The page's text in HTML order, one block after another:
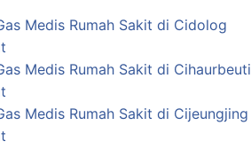
Medis Rumah Sakit di Cidolog
Medis Rumah Sakit di Cihaurbeuti
Medis Rumah Sakit di Cijeungjing